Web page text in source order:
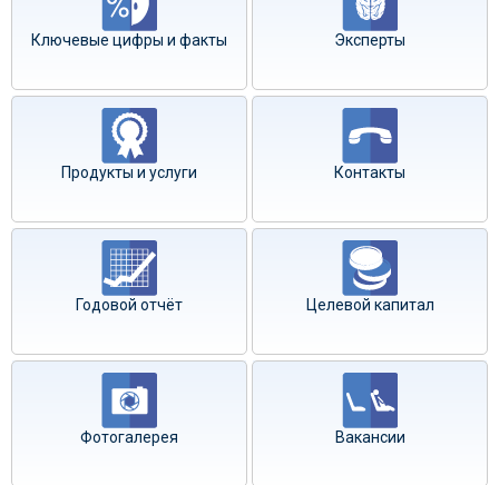
Ключевые цифры и факты Эксперты
Продукты и услуги Контакты
Годовой отчёт Целевой капитал
Фотогалерея Вакансии